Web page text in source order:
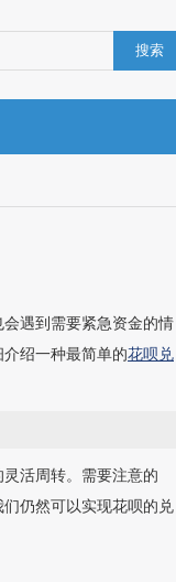
搜索
遇到需要紧急资金的情
绍一种最简单的花呗兑
活周转。需要注意的
仍然可以实现花呗的兑